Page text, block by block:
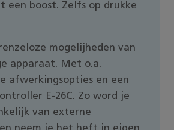
een boost. Zelfs op drukke
mogelijheden van
apparaat. Met o.a.
afwerkingsopties en een
E-26C. Zo word je
van externe